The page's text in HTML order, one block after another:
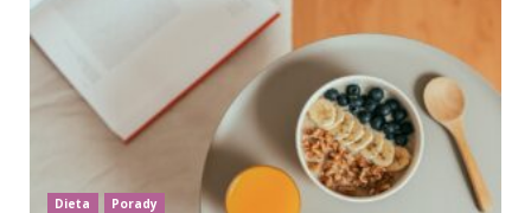
Dieta Porady